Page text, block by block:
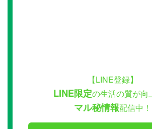
【LINE登録】
LINE限定の生活の質が向
マル秘情報配信中！